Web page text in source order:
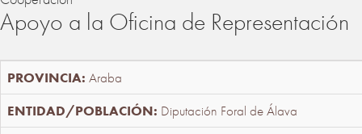
Apoyo a la Oficina de Representación
Araba
Diputación Foral de Álava